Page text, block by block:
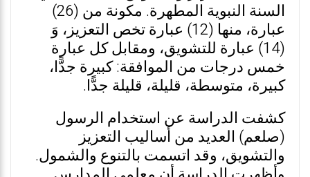
السنة النبوية المطهرة. مكونة من (26)
عبارة، منها (12) عبارة تخص التعزيز، وَ
(14) عبارة للتشويق، ومقابل كل عبارة
خمس درجات من الموافقة: كبيرة جدًّا،
كبيرة، متوسطة، قليلة، قليلة جدًّا.
كشفت الدراسة عن استخدام الرسول
(صلعم) العديد من أساليب التعزيز
والتشويق، وقد اتسمت بالتنوع والشمول.